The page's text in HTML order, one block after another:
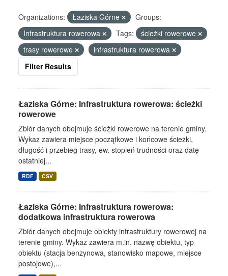
Organizations: Łaziska Górne
Groups:
Infrastruktura rowerowa
Tags:
ścieżki rowerowe
trasy rowerowe
infrastruktura rowerowa
Filter Results
Łaziska Górne: Infrastruktura rowerowa: ścieżki
rowerowe
Zbiór danych obejmuje ścieżki rowerowe na terenie gminy.
Wykaz zawiera miejsce początkowe i końcowe ścieżki,
długość i przebieg trasy, ew. stopień trudności oraz datę
ostatniej...
RDF CSV
Łaziska Górne: Infrastruktura rowerowa:
dodatkowa infrastruktura rowerowa
Zbiór danych obejmuje obiekty infrastruktury rowerowej na
terenie gminy. Wykaz zawiera m.in. nazwę obiektu, typ
obiektu (stacja benzynowa, stanowisko mapowe, miejsce
postojowe),...